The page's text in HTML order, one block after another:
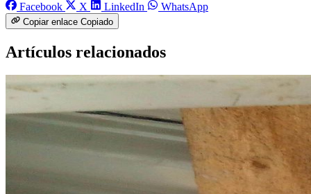
Facebook
X LinkedIn WhatsApp
Copiar enlace Copiado
Artículos relacionados